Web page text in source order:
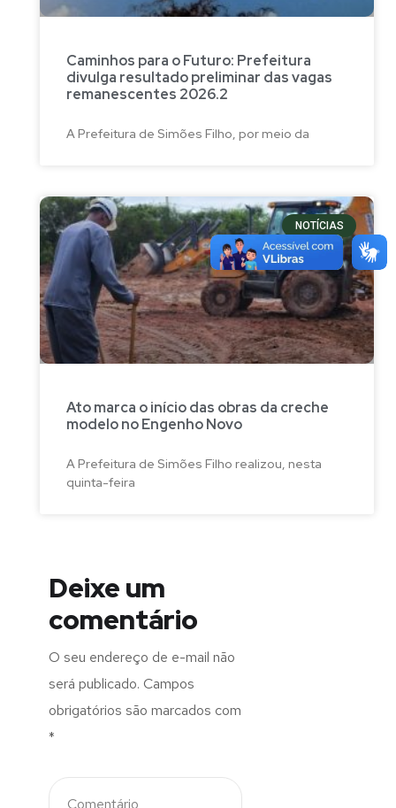
Caminhos para o Futuro: Prefeitura
divulga resultado preliminar das vagas
remanescentes 2026.2
A Prefeitura de Simões Filho, por meio da
NOTÍCIAS
Ato marca o início das obras da creche
modelo no Engenho Novo
A Prefeitura de Simões Filho realizou, nesta
quinta-feira
Deixe um
comentário
O seu endereço de e-mail não
será publicado. Campos
obrigatórios são marcados com
*